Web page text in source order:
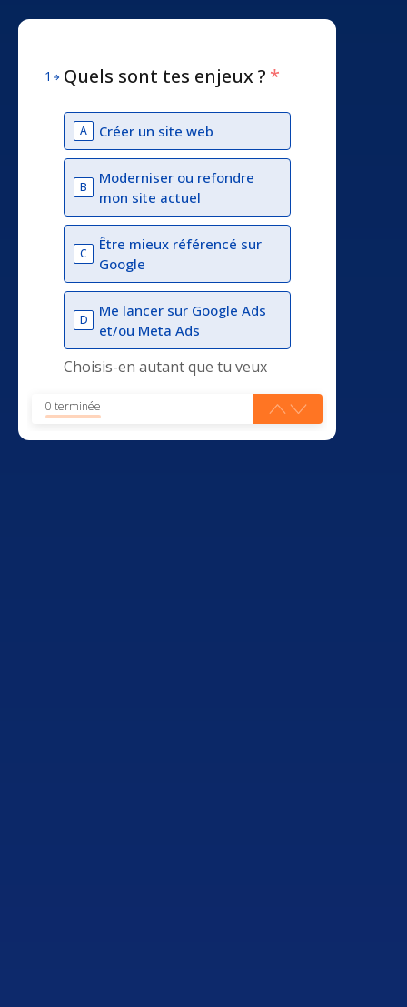
1 Quels sont tes enjeux ? *
A Créer un site web
B
Moderniser ou refondre
mon site actuel
C
Être mieux référencé sur
Google
D
Me lancer sur Google Ads
et/ou Meta Ads
Choisis-en autant que tu veux
0 terminée